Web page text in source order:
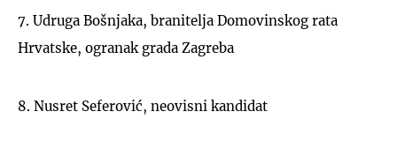
7. Udruga Bošnjaka, branitelja Domovinskog rata
Hrvatske, ogranak grada Zagreba
8. Nusret Seferović, neovisni kandidat